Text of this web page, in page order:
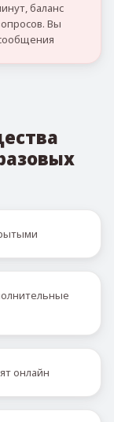
баланс
Вы
онлайн